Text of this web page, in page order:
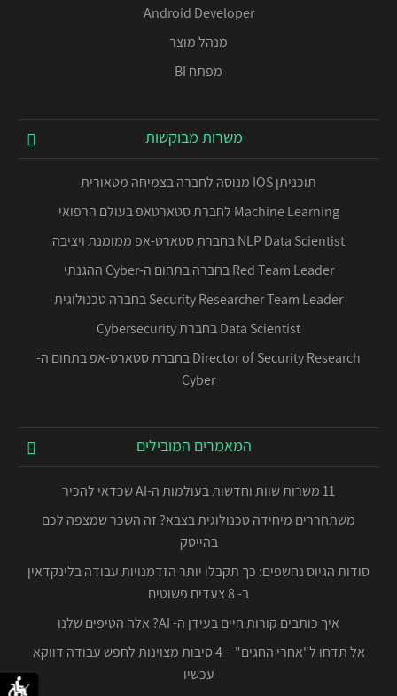
Android Developer
מנהל מוצר
מפתח BI
משרות מבוקשות
תוכניתן IOS מנוסה לחברה בצמיחה מטאורית
Machine Learning לחברת סטארטאפ בעולם הרפואי
NLP Data Scientist בחברת סטארט-אפ ממומנת ויציבה
Red Team Leader בחברה בתחום ה-Cyber ההגנתי
Security Researcher Team Leader בחברה טכנולוגית
Data Scientist בחברת Cybersecurity
Director of Security Research בחברת סטארט-אפ בתחום ה-
Cyber
המאמרים המובילים
11 משרות שוות וחדשות בעולמות ה-AI שכדאי להכיר
משתחררים מיחידה טכנולוגית בצבא? זה השכר שמצפה לכם
בהייטק
סודות הגיוס נחשפים: כך תקבלו יותר הזדמנויות עבודה בלינקדאין
ב- 8 צעדים פשוטים
איך כותבים קורות חיים בעידן ה- AI? אלה הטיפים שלנו
אל תדחו ל"אחרי החגים" – 4 סיבות מצוינות לחפש עבודה דווקא
עכשיו